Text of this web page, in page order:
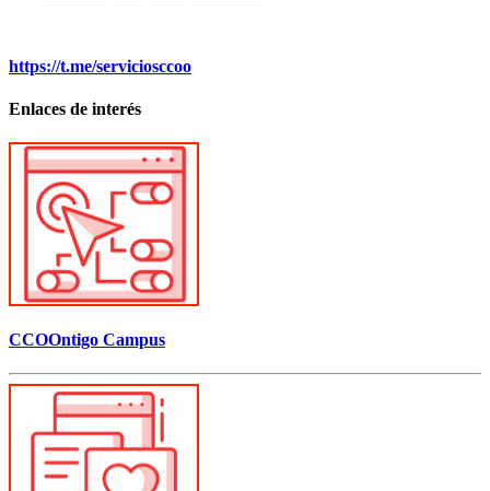
https://t.me/serviciosccoo
Enlaces de interés
CCOOntigo Campus